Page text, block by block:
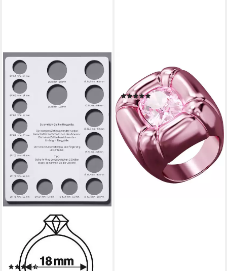
Ringschablone Ringe /
Ringmaß - Das Ringmaß zur
Ermittlung Ihrer Ringgröße!
(4784)
Fingerring Swarovski
Damenring, Swarovski-Kristall
169,00 € UVP195,00 €
-13%
lieferbar - in 2-3 Werktagen bei dir